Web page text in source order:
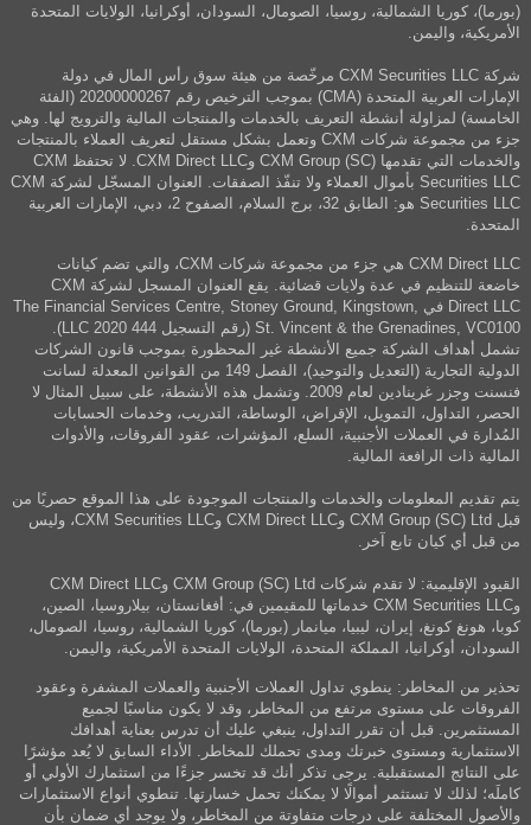
(بورما)، كوريا الشمالية، روسيا، الصومال، السودان، أوكرانيا، الولايات المتحدة
الأمريكية، واليمن.
شركة CXM Securities LLC مرخّصة من هيئة سوق رأس المال في دولة
الإمارات العربية المتحدة (CMA) بموجب الترخيص رقم 20200000267 (الفئة
الخامسة) لمزاولة أنشطة التعريف بالخدمات والمنتجات المالية والترويج لها. وهي
جزء من مجموعة شركات CXM وتعمل بشكل مستقل لتعريف العملاء بالمنتجات
والخدمات التي تقدمها CXM Group (SC) وCXM Direct LLC. لا تحتفظ CXM
Securities LLC بأموال العملاء ولا تنفّذ الصفقات. العنوان المسجّل لشركة CXM
Securities LLC هو: الطابق 32، برج السلام، الصفوح 2، دبي، الإمارات العربية
المتحدة.
CXM Direct LLC هي جزء من مجموعة شركات CXM، والتي تضم كيانات
خاضعة للتنظيم في عدة ولايات قضائية. يقع العنوان المسجل لشركة CXM
Direct LLC في The Financial Services Centre, Stoney Ground, Kingstown,
St. Vincent & the Grenadines, VC0100 (رقم التسجيل 444 LLC 2020).
تشمل أهداف الشركة جميع الأنشطة غير المحظورة بموجب قانون الشركات
الدولية التجارية (التعديل والتوحيد)، الفصل 149 من القوانين المعدلة لسانت
فنسنت وجزر غرينادين لعام 2009. وتشمل هذه الأنشطة، على سبيل المثال لا
الحصر، التداول، التمويل، الإقراض، الوساطة، التدريب، وخدمات الحسابات
المُدارة في العملات الأجنبية، السلع، المؤشرات، عقود الفروقات، والأدوات
المالية ذات الرافعة المالية.
يتم تقديم المعلومات والخدمات والمنتجات الموجودة على هذا الموقع حصريًا من
قبل CXM Group (SC) Ltd وCXM Direct LLC وCXM Securities LLC، وليس
من قبل أي كيان تابع آخر.
القيود الإقليمية: لا تقدم شركات CXM Group (SC) Ltd وCXM Direct LLC
وCXM Securities LLC خدماتها للمقيمين في: أفغانستان، بيلاروسيا، الصين،
كوبا، هونغ كونغ، إيران، ليبيا، ميانمار (بورما)، كوريا الشمالية، روسيا، الصومال،
السودان، أوكرانيا، المملكة المتحدة، الولايات المتحدة الأمريكية، واليمن.
تحذير من المخاطر: ينطوي تداول العملات الأجنبية والعملات المشفرة وعقود
الفروقات على مستوى مرتفع من المخاطر، وقد لا يكون مناسبًا لجميع
المستثمرين. قبل أن تقرر التداول، ينبغي عليك أن تدرس بعناية أهدافك
الاستثمارية ومستوى خبرتك ومدى تحملك للمخاطر. الأداء السابق لا يُعد مؤشرًا
على النتائج المستقبلية. يرجى تذكر أنك قد تخسر جزءًا من استثمارك الأولي أو
كاملَه؛ لذلك لا تستثمر أموالًا لا يمكنك تحمل خسارتها. تنطوي أنواع الاستثمارات
والأصول المختلفة على درجات متفاوتة من المخاطر، ولا يوجد أي ضمان بأن